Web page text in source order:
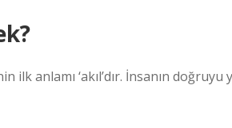
ilk anlamı ‘akıl’dır. İnsanın